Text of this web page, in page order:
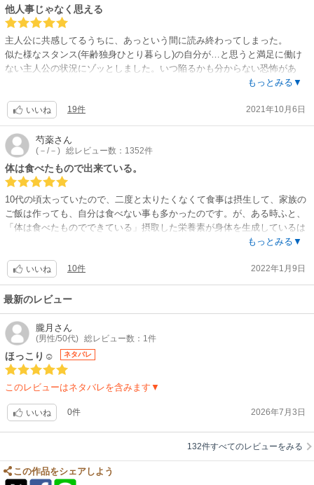
過去の嫌な記憶に囚われ、中々浮上出来ずにいるさとこにお隣に住むお節
介な大家と、親切な青年が薬膳を教えます。青年への下心と回復への期
待、さとこの生活が少しずつ変わり始めます。
思い描いて未来とは違う現実を受け入れながら出来る事を積み重ねる毎
日。そんなアラフォー世代のリアルを描きつつ、『良質なものを食べて、
ただ寝て、自分の出来る事だけして過ごしていれば十分』と教えてくれま
る女優が載っていました。薬膳についても詳しく載っていて勉強になりま
した。もう一度言いますが、さとこを演じたのは美人過ぎる女性でした。
さとこ良かったね。
他人事じゃなく思える
主人公に共感してるうちに、あっという間に読み終わってしまった。
似た様なスタンス(年齢独身ひとり暮らし)の自分が…と思うと満足に働け
ない主人公の状況にゾッとしました。いつ陥るかも分からない恐怖があ
バランスが読んでてちょうど良かったです。人間関係の自然な距離感にも
そのバランスの良さが効いてる。
ただ自分は薬膳をスピリチュアルではなく理にかなったものだと思ってま
す。昔から毎年炎症を起こすほど胃腸が弱いので、毎日の料理も効果を考
えてしています。バキバキに意識してるわけではなく自然に根付いてる感
じで。田舎の婆ちゃんの教えに通じる部分もあり、大根の話もトウモロコ
シの話も分かる〜って心地よかった。採れたて(自作)の効果はより絶大で
すよ。
なんだか色々考えさせられる作品で、主人公の動向が他人事じゃなく思え
てきました…。こんな長々レビューしちゃう始末。良い作品に出会わせて
もっとみる▼
いいね 19件 2021年10月6日
芍薬さん
(－/－) 総レビュー数：1352件
体は食べたもので出来ている。
10代の頃太っていたので、二度と太りたくなくて食事は摂生して、家族の
ご飯は作っても、自分は食べない事も多かったのです。が、ある時ふと、
「体は食べたものでできている」摂取した栄養素が身体を生成しているは
ず?・・・カルシウムとかタンパク質とか鉄とか、足りていないのではな
き、このままではいけないと納豆や肉・魚料理、野菜も、自分の分も作っ
て食べるようになりました。
「麦巻さん」の家庭の事情や病気の事など、不安に思えば、いくらでも落
ち込めますが、環境の変化と人との繋がり、そして心の持ち方。今ある中
で前向きになれている事、本当に良かったです。
蛇足ですが、冬大根は美味しいですよねぇ。米のとぎ汁で柔らかく炊いて
から味付けしたら格別です。
もっとみる▼
いいね 10件 2022年1月9日
最新のレビュー
朧月 さん
(男性/50代) 総レビュー数：1件
ほっこり☺️ ネタバレ
このレビューはネタバレを含みます▼
いいね 0件 2026年7月3日
132件すべてのレビューをみる
この作品をシェアしよう